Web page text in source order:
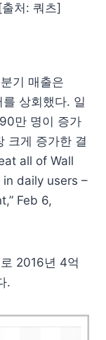
처: 쿼츠]
기 매출은
상회했다. 일
만 명이 증가
크게 증가한 결
all of Wall
daily users –
Feb 6,
2016년 4억
.